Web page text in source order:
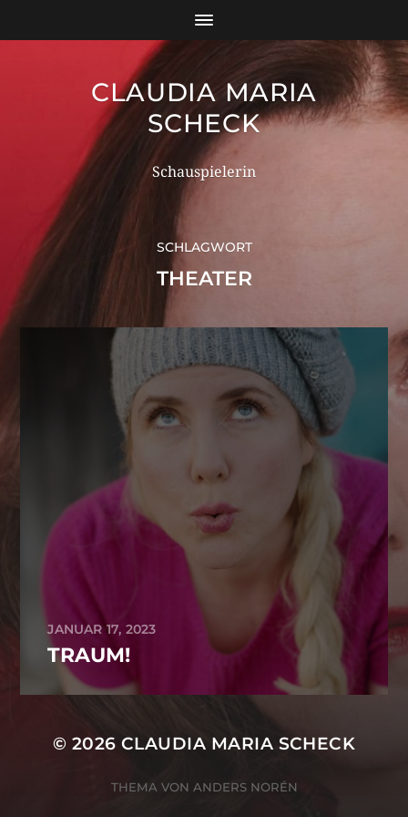
CLAUDIA MARIA
SCHECK
Schauspielerin
SCHLAGWORT
THEATER
JANUAR 17, 2023
TRAUM!
© 2026 CLAUDIA MARIA SCHECK
THEMA VON ANDERS NORÉN